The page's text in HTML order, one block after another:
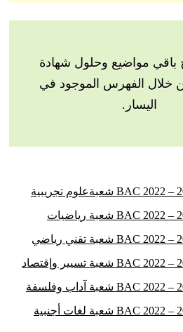
مواضيع وحلول شهادة
من خلال الفهرس الموجود في
اليسار.